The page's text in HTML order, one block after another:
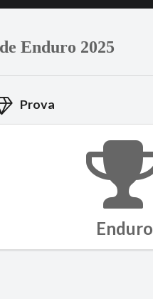
Enduro 2025
Prova
Enduro